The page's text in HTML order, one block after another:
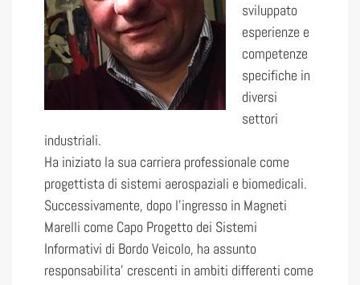
sviluppato
esperienze e
competenze
specifiche in
diversi
settori
industriali.
Ha iniziato la sua carriera professionale come
progettista di sistemi aerospaziali e biomedicali.
Successivamente, dopo l’ingresso in Magneti
Marelli come Capo Progetto dei Sistemi
Informativi di Bordo Veicolo, ha assunto
responsabilita’ crescenti in ambiti differenti come